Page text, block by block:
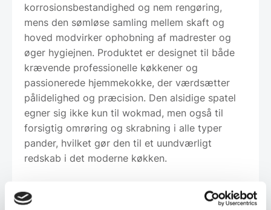
korrosionsbestandighed og nem rengøring,
mens den sømløse samling mellem skaft og
hoved modvirker ophobning af madrester og
øger hygiejnen. Produktet er designet til både
krævende professionelle køkkener og
passionerede hjemmekokke, der værdsætter
pålidelighed og præcision. Den alsidige spatel
egner sig ikke kun til wokmad, men også til
forsigtig omrøring og skrabning i alle typer
pander, hvilket gør den til et uundværligt
redskab i det moderne køkken.